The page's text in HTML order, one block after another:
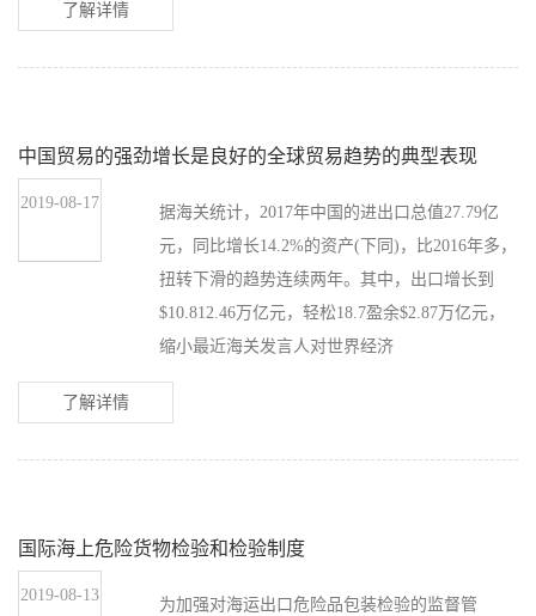
了解详情
中国贸易的强劲增长是良好的全球贸易趋势的典型表现
2019-08-17
据海关统计，2017年中国的进出口总值27.79亿
元，同比增长14.2%的资产(下同)，比2016年多，
扭转下滑的趋势连续两年。其中，出口增长到
$10.812.46万亿元，轻松18.7盈余$2.87万亿元，
缩小最近海关发言人对世界经济
了解详情
国际海上危险货物检验和检验制度
2019-08-13
为加强对海运出口危险品包装检验的监督管